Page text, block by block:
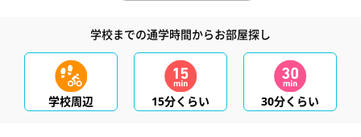
学校までの通学時間からお部屋探し
学校周辺 15分くらい 30分くらい